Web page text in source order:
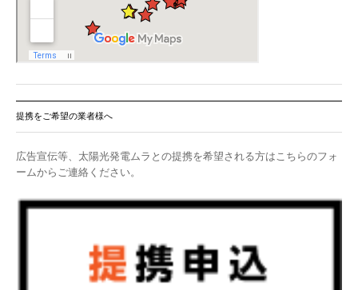
提携をご希望の業者様へ
広告宣伝等、太陽光発電ムラとの提携を希望される方はこちらのフォ
ームからご連絡ください。